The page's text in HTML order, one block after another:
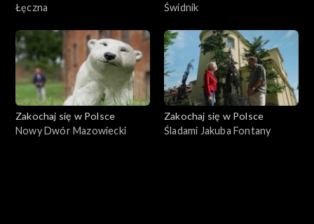
Łęczna
Świdnik
Zakochaj się w Polsce
Nowy Dwór Mazowiecki
Zakochaj się w Polsce
Śladami Jakuba Fontany